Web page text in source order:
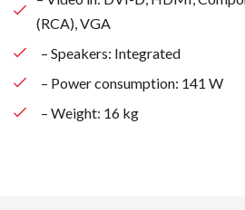
(RCA), VGA
– Speakers: Integrated
– Power consumption: 141 W
– Weight: 16 kg